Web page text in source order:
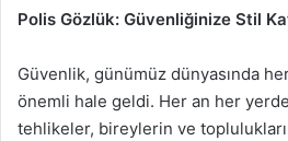
Polis Gözlük: Güvenliğinize Stil
Güvenlik, günümüz dünyasında
önemli hale geldi. Her an her
tehlikeler, bireylerin ve